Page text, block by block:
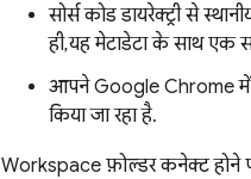
सोर्स कोड डायरेक्ट्री से
ही, यह मेटाडेटा के साथ एक
आपने Google Chrome में
किया जा रहा है.
Workspace फ़ोल्डर कनेक्ट होने